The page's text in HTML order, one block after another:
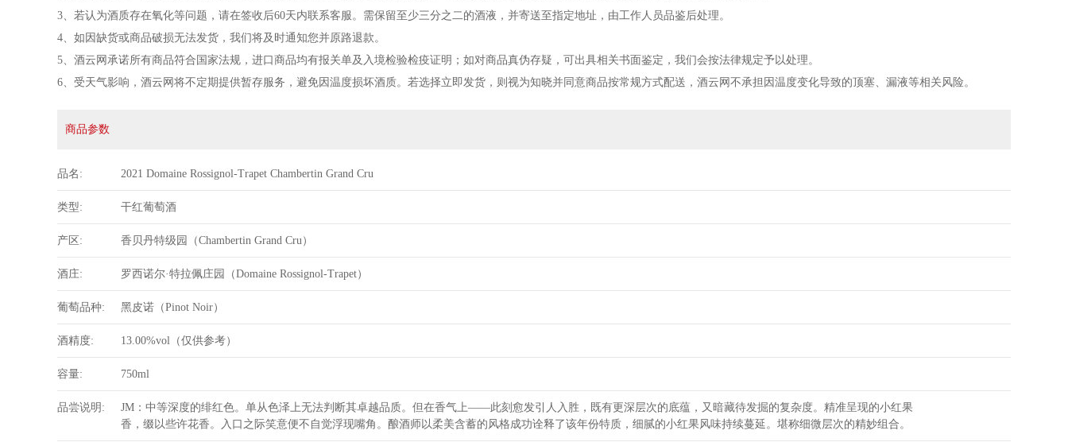
3、若认为酒质存在氧化等问题，请在签收后60天内联系客服。需保留至少三分之二的酒液，并寄送至指定地址，由工作人员品鉴后处理。
4、如因缺货或商品破损无法发货，我们将及时通知您并原路退款。
5、酒云网承诺所有商品符合国家法规，进口商品均有报关单及入境检验检疫证明；如对商品真伪存疑，可出具相关书面鉴定，我们会按法律规定予以处理。
6、受天气影响，酒云网将不定期提供暂存服务，避免因温度损坏酒质。若选择立即发货，则视为知晓并同意商品按常规方式配送，酒云网不承担因温度变化导致的顶塞、漏液等相关风险。
商品参数
品名 2021 Domaine Rossignol-Trapet Chambertin Grand Cru
类型 干红葡萄酒
产区 香贝丹特级园（Chambertin Grand Cru）
酒庄 罗西诺尔·特拉佩庄园（Domaine Rossignol-Trapet）
葡萄品种 黑皮诺（Pinot Noir）
酒精度 13.00%vol（仅供参考）
容量 750ml
品尝说明
JM：中等深度的绯红色。单从色泽上无法判断其卓越品质。但在香气上——此刻愈发引人入胜，既有更深层次的底蕴，又暗藏待发掘的复杂度。精准呈现的小红果
香，缀以些许花香。入口之际笑意便不自觉浮现嘴角。酿酒师以柔美含蓄的风格成功诠释了该年份特质，细腻的小红果风味持续蔓延。堪称细微层次的精妙组合。